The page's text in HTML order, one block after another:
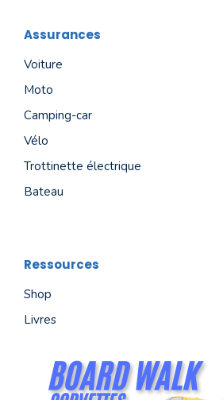
Assurances
Voiture
Moto
Camping-car
Vélo
Trottinette électrique
Bateau
Ressources
Shop
Livres